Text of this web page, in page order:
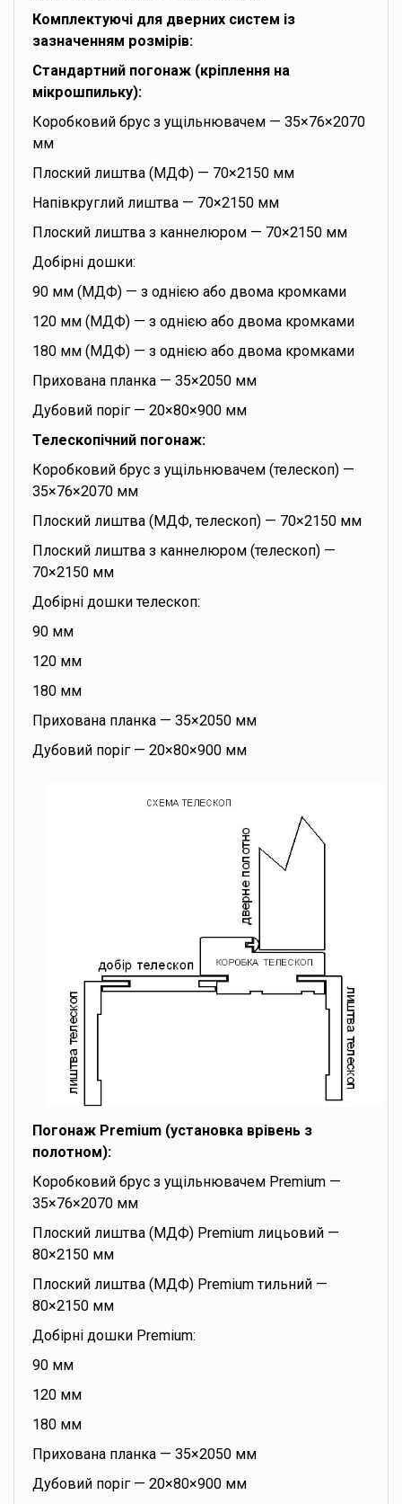
Комплектуючі для дверних систем із
зазначенням розмірів:
Стандартний погонаж (кріплення на
мікрошпильку):
Коробковий брус з ущільнювачем — 35×76×2070
мм
Плоский лиштва (МДФ) — 70×2150 мм
Напівкруглий лиштва — 70×2150 мм
Плоский лиштва з каннелюром — 70×2150 мм
Добірні дошки:
90 мм (МДФ) — з однією або двома кромками
120 мм (МДФ) — з однією або двома кромками
180 мм (МДФ) — з однією або двома кромками
Прихована планка — 35×2050 мм
Дубовий поріг — 20×80×900 мм
Телескопічний погонаж:
Коробковий брус з ущільнювачем (телескоп) —
35×76×2070 мм
Плоский лиштва (МДФ, телескоп) — 70×2150 мм
Плоский лиштва з каннелюром (телескоп) —
70×2150 мм
Добірні дошки телескоп:
90 мм
120 мм
180 мм
Прихована планка — 35×2050 мм
Дубовий поріг — 20×80×900 мм
Погонаж Premium (установка врівень з
полотном):
Коробковий брус з ущільнювачем Premium —
35×76×2070 мм
Плоский лиштва (МДФ) Premium лицьовий —
80×2150 мм
Плоский лиштва (МДФ) Premium тильний —
80×2150 мм
Добірні дошки Premium:
90 мм
120 мм
180 мм
Прихована планка — 35×2050 мм
Дубовий поріг — 20×80×900 мм